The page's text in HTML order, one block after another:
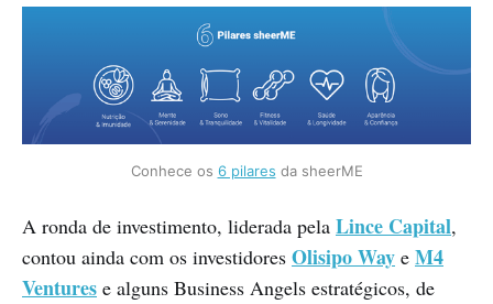
Conhece os 6 pilares da sheerME
A ronda de investimento, liderada pela Lince Capital,
contou ainda com os investidores Olisipo Way e M4
Ventures e alguns Business Angels estratégicos, de